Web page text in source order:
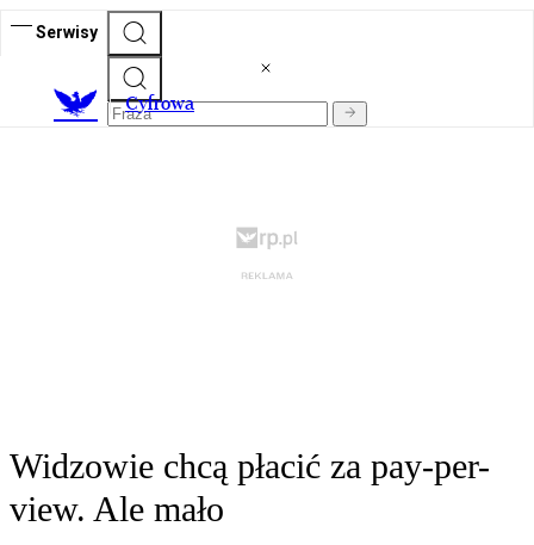
Serwisy
Cyfrowa
Widzowie chcą płacić za pay-per-
view. Ale mało